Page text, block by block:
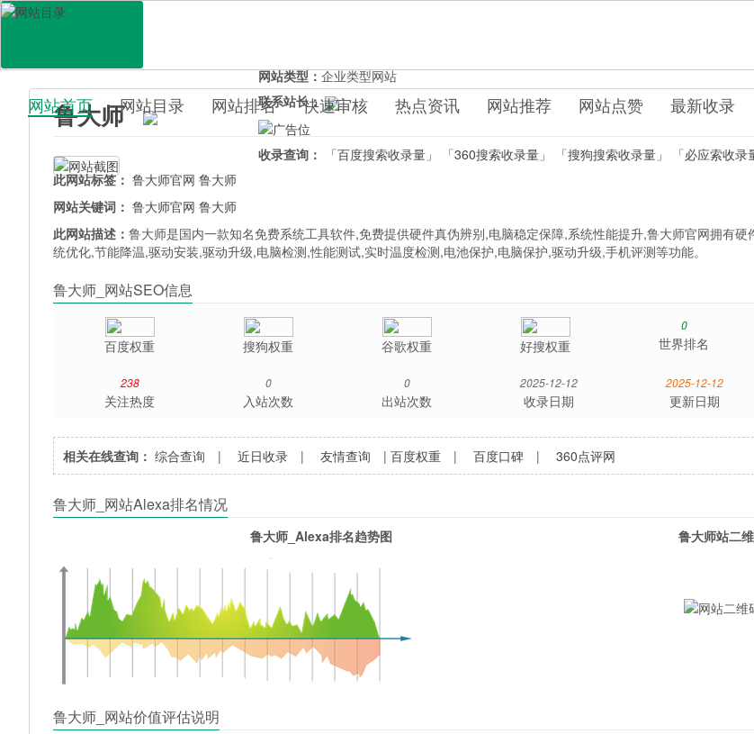
百科目录
网站首页 网站目录 网站排名 快速审核 热点资讯 网站推荐 网站点赞 最新收录
鲁大师
网站类型：企业类型网站
联系站长：
收录查询： 「百度搜索收录量」 「360搜索收录量」 「搜狗搜索收录量」
「必应索收录
此网站标签： 鲁大师官网 鲁大师
网站关键词： 鲁大师官网 鲁大师
此网站描述：鲁大师是国内一款知名免费系统工具软件,免费提供硬件真伪辨别,电脑稳定保障,系统性能提升,鲁大师官网拥有硬
统优化,节能降温,驱动安装,驱动升级,电脑检测,性能测试,实时温度检测,电池保护,电脑保护,驱动升级,手机评测等功能。
鲁大师_网站SEO信息
百度权重 搜狗权重 谷歌权重 好搜权重
0
世界排名
238
关注热度
0
入站次数
0
出站次数
2025-12-12
收录日期
2025-12-12
更新日期
相关在线查询： 综合查询 |近日收录 |友情查询 |百度权重 |百度口碑 |360点评网
鲁大师_网站Alexa排名情况
鲁大师_Alexa排名趋势图 鲁大师站二
鲁大师_网站价值评估说明